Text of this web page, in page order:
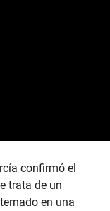
confirmó el
trata de un
en una